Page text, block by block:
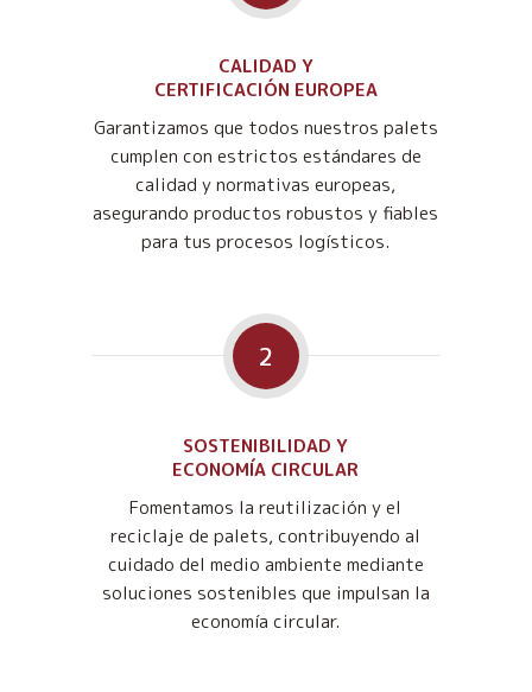
CALIDAD Y
CERTIFICACIÓN EUROPEA
Garantizamos que todos nuestros palets
cumplen con estrictos estándares de
calidad y normativas europeas,
asegurando productos robustos y fiables
para tus procesos logísticos.
2
SOSTENIBILIDAD Y
ECONOMÍA CIRCULAR
Fomentamos la reutilización y el
reciclaje de palets, contribuyendo al
cuidado del medio ambiente mediante
soluciones sostenibles que impulsan la
economía circular.